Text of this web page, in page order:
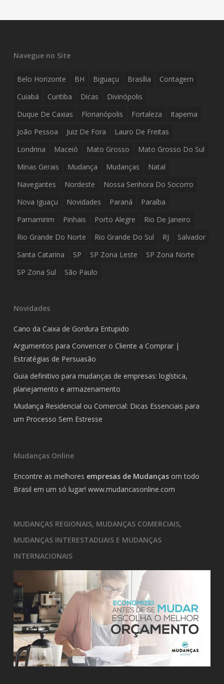
Navegue no Site
Belo Horizonte BH Biguaçu Brasília
Contagem
Cuiabá
Curitiba Dicas
Divinópolis
Duque De Caxias
Florianópolis Fortaleza
Itapema
João Pessoa
Juiz De Fora
Lauro De Freitas
Londrina
Maceió Mato Grosso
Mato Grosso Do Sul
Minas Gerais
Mudança Mudanças
Natal
Navegantes
Nordeste
Nossa Senhora Do Socorro
Nova Iguaçu
Novidades Paraná
Paraíba
Parnamirim
Pinhais Porto Alegre
Rio De Janeiro
Rio Grande Do Norte
Rio Grande Do Sul RJ
Salvador
Santa Catarina
SP SP Zona Leste
SP Zona Norte
SP Zona Sul
São Paulo
Novidades
Cano da Caixa de Gordura Entupido
Argumentos para Convencer o Cliente a Comprar |
Estratégias de Persuasão
Guia definitivo para mudanças de empresas: logística,
planejamento e armazenamento
Mudança Residencial ou Comercial: Dicas Essenciais para
um Processo Sem Estresse
Mudanças Online
Encontre as melhores empresas de Mudançasom todo
Brasil em um só lugar! www.mudancasonline.com
MUDANÇAS REGIONAIS, MUDANÇAS COMERCIAIS,
MUDANÇAS INTERESTADUAIS E MUDANÇAS
INTERNACIONAIS